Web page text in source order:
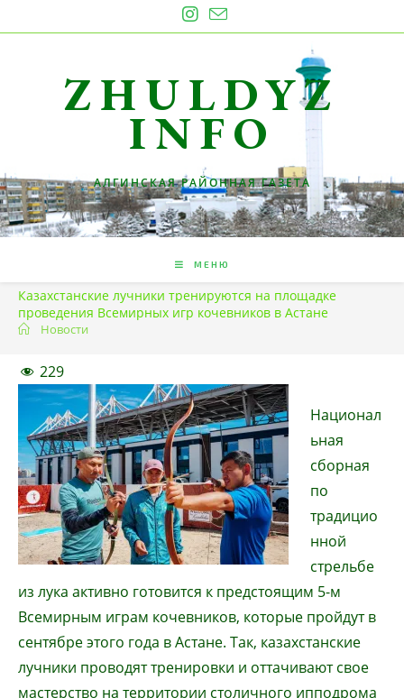
к
ZHULDYZ
INFO
АЛГИНСКАЯ РАЙОННАЯ ГАЗЕТА
МЕНЮ
Казахстанские лучники тренируются на площадке
проведения Всемирных игр кочевников в Астане
Новости
229
Национал
ьная
сборная
по
традицио
нной
стрельбе
из лука активно готовится к предстоящим 5-м
Всемирным играм кочевников, которые пройдут в
сентябре этого года в Астане. Так, казахстанские
лучники проводят тренировки и оттачивают свое
мастерство на территории столичного ипподрома